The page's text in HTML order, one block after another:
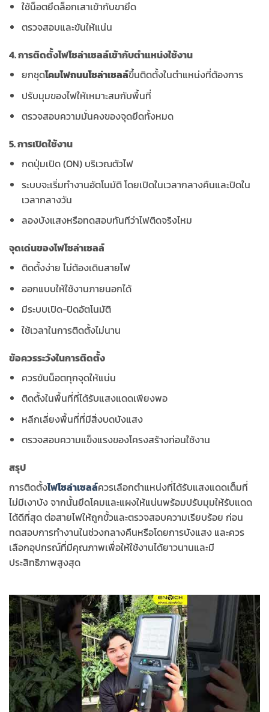
ใช้น็อตยึดล็อกเสาเข้ากับขายึด
ตรวจสอบและขันให้แน่น
4. การติดตั้งไฟโซล่าเซลล์เข้ากับตำแหน่งใช้งาน
ยกชุดโคมไฟถนนโซล่าเซลล์ขึ้นติดตั้งในตำแหน่งที่ต้องการ
ปรับมุมของไฟให้เหมาะสมกับพื้นที่
ตรวจสอบความมั่นคงของจุดยึดทั้งหมด
5. การเปิดใช้งาน
กดปุ่มเปิด (ON) บริเวณตัวไฟ
ระบบจะเริ่มทำงานอัตโนมัติ โดยเปิดในเวลากลางคืนและปิดใน
เวลากลางวัน
ลองบังแสงหรือทดสอบทันทีว่าไฟติดจริงไหม
จุดเด่นของไฟโซล่าเซลล์
ติดตั้งง่าย ไม่ต้องเดินสายไฟ
ออกแบบให้ใช้งานภายนอกได้
มีระบบเปิด-ปิดอัตโนมัติ
ใช้เวลาในการติดตั้งไม่นาน
ข้อควรระวังในการติดตั้ง
ควรขันน็อตทุกจุดให้แน่น
ติดตั้งในพื้นที่ที่ได้รับแสงแดดเพียงพอ
หลีกเลี่ยงพื้นที่ที่มีสิ่งบดบังแสง
ตรวจสอบความแข็งแรงของโครงสร้างก่อนใช้งาน
สรุป
การติดตั้งไฟโซล่าเซลล์ควรเลือกตำแหน่งที่ได้รับแสงแดดเต็มที่
ไม่มีเงาบัง จากนั้นยึดโคมและแผงให้แน่นพร้อมปรับมุมให้รับแดด
ได้ดีที่สุด ต่อสายไฟให้ถูกขั้วและตรวจสอบความเรียบร้อย ก่อน
ทดสอบการทำงานในช่วงกลางคืนหรือโดยการบังแสง และควร
เลือกอุปกรณ์ที่มีคุณภาพเพื่อให้ใช้งานได้ยาวนานและมี
ประสิทธิภาพสูงสุด